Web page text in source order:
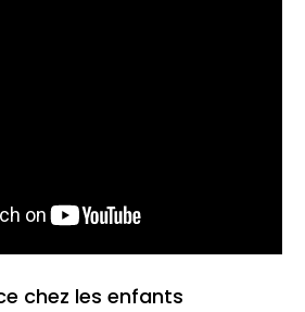
chez les enfants